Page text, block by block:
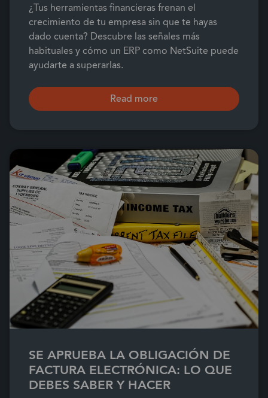
¿Tus herramientas financieras frenan el
crecimiento de tu empresa sin que te hayas
dado cuenta? Descubre las señales más
habituales y cómo un ERP como NetSuite puede
ayudarte a superarlas.
Read more
SE APRUEBA LA OBLIGACIÓN DE
FACTURA ELECTRÓNICA: LO QUE
DEBES SABER Y HACER